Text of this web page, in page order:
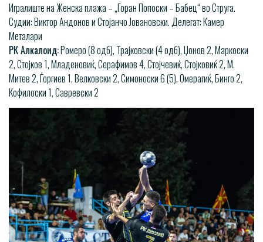
Игралиште на Женска плажа – „Горан Попоски – Бабец“ во Струга.
Судии: Виктор Андонов и Стојанчо Јовановски. Делегат: Камер
Металари
РК Алкалоид:Ромеро (8 одб), Трајковски (4 одб), Џонов 2, Маркоски
2, Стојков 1, Младеновиќ, Серафимов 4, Стојчевиќ, Стојковиќ 2, М.
Митев 2, Ѓоргиев 1, Велковски 2, Симоноски 6 (5), Омерагиќ, Бинго 2,
Кофилоски 1, Савревски 2